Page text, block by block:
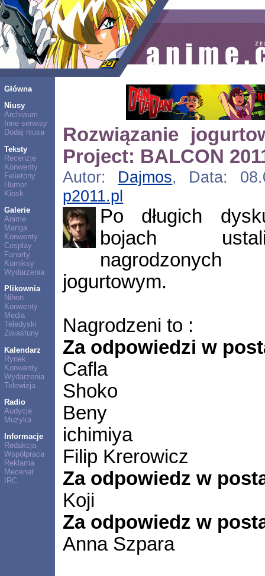
Główna
Niusy
Archiwum
Inne serwisy
Dodaj niusa
Teksty
Recenzje
Konwenty
Felietony
Humor
Kiosk
Galerie
Anime
Manga
Konwenty
Cosplay
Fanarty
Komiksy
Wydarzenia
Plikownia
Nihon
Konwenty
Media
Teledyski
Zwiastuny
Kalendarz
Rynek
Konwenty
Wydarzenia
Telewizja
Radio
Audycje
Muzyka
Informacje
Redakcja
Współpraca
Reklama
Mecenat
IRC
Rozwiązanie
Project: BALCON
Autor: Dajmos, Data:
p2011.pl
Po długich
bojach
jogurtowym.
Nagrodzeni to :
Za odpowiedzi w
Cafla
Shoko
Beny
ichimiya
Filip Krerowicz
Za odpowiedz w
Koji
Za odpowiedz w
Anna Szpara